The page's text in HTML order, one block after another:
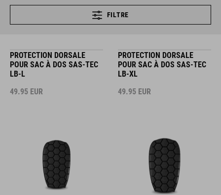
FILTRE
PROTECTION DORSALE
POUR SAC À DOS SAS-TEC
LB-L
49.95 EUR
PROTECTION DORSALE
POUR SAC À DOS SAS-TEC
LB-XL
49.95 EUR